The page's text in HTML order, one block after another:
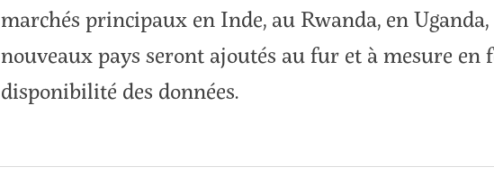
marchés principaux en Inde, au Rwanda, en
nouveaux pays seront ajoutés au fur et à mesure en
disponibilité des données.